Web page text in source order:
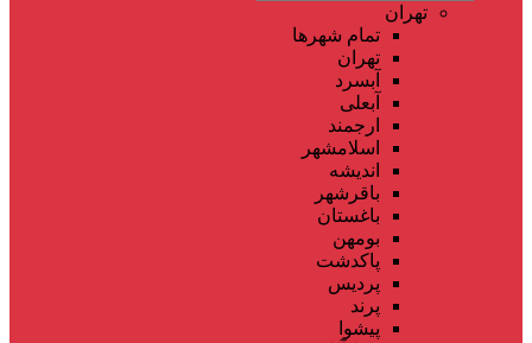
تهران
تمام شهر‌ها
تهران
آبسرد
آبعلی
ارجمند
اسلامشهر
اندیشه
باقرشهر
باغستان
بومهن
پاکدشت
پردیس
پرند
پیشوا